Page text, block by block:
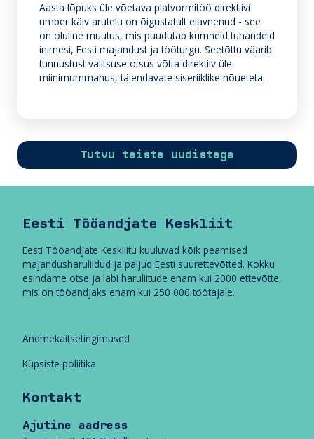
v
d
r
k
u
Aasta lõpuks üle võetava platvormitöö direktiivi
ümber käiv arutelu on õigustatult elavnenud - see
on oluline muutus, mis puudutab kümneid tuhandeid
inimesi, Eesti majandust ja tööturgu. Seetõttu väärib
tunnustust valitsuse otsus võtta direktiiv üle
miinimummahus, täiendavate siseriiklike nõueteta.
Tutvu teiste uudistega
Eesti Tööandjate Keskliit
Eesti Tööandjate Keskliitu kuuluvad kõik peamised
majandusharuliidud ja paljud Eesti suurettevõtted. Kokku
esindame otse ja läbi haruliitude enam kui 2000 ettevõtte,
mis on tööandjaks enam kui 250 000 töötajale.
Andmekaitsetingimused
Küpsiste poliitika
Kontakt
Ajutine aadress